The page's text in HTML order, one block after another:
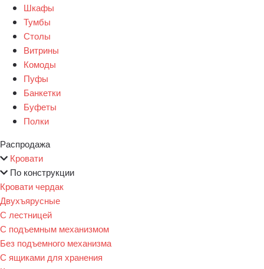
Шкафы
Тумбы
Столы
Витрины
Комоды
Пуфы
Банкетки
Буфеты
Полки
Распродажа
Кровати
По конструкции
Кровати чердак
Двухъярусные
С лестницей
С подъемным механизмом
Без подъемного механизма
С ящиками для хранения